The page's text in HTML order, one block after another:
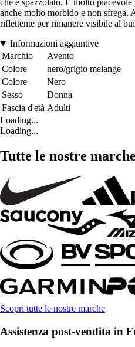
che è spazzolato. È molto
anche molto morbido e non sfrega.
riflettente per rimanere visibile al
Informazioni aggiuntive
Marchio
Avento
Colore
nero/grigio melange
Colore
Nero
Sesso
Donna
Fascia d'età Adulti
Loading...
Loading...
Tutte le nostre marche
Scopri tutte le nostre marche
Assistenza post-vendita in